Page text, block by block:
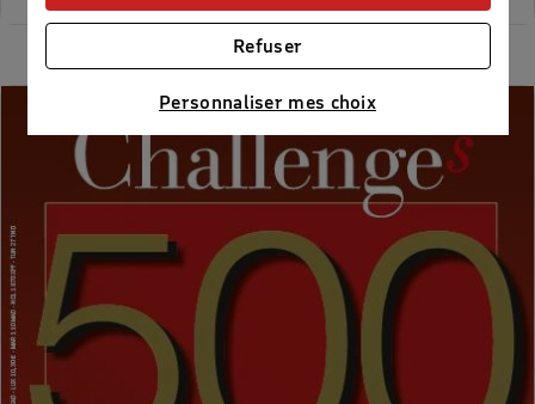
Univers publicitaire: nous utilisons avec nos
partenaires des cookies pour afficher des
publicités personnalisées
Connaître notre politique cookies et la liste de nos
Personnaliser mes choix
Refuser